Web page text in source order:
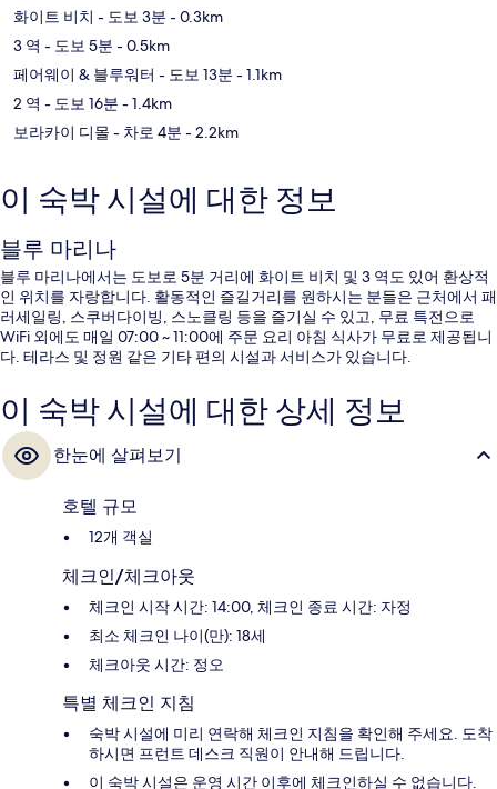
화이트 비치 - 도보 3분 - 0.3km
3 역 - 도보 5분 - 0.5km
페어웨이 & 블루워터 - 도보 13분 - 1.1km
2 역 - 도보 16분 - 1.4km
보라카이 디몰 - 차로 4분 - 2.2km
이 숙박 시설에 대한 정보
블루 마리나
블루 마리나에서는 도보로 5분 거리에 화이트 비치 및 3 역도 있어 환상적
인 위치를 자랑합니다. 활동적인 즐길거리를 원하시는 분들은 근처에서 패
러세일링, 스쿠버다이빙, 스노클링 등을 즐기실 수 있고, 무료 특전으로
WiFi 외에도 매일 07:00 ~ 11:00에 주문 요리 아침 식사가 무료로 제공됩니
다. 테라스 및 정원 같은 기타 편의 시설과 서비스가 있습니다.
이 숙박 시설에 대한 상세 정보
한눈에 살펴보기
호텔 규모
12개 객실
체크인/체크아웃
체크인 시작 시간: 14:00, 체크인 종료 시간: 자정
최소 체크인 나이(만): 18세
체크아웃 시간: 정오
특별 체크인 지침
숙박 시설에 미리 연락해 체크인 지침을 확인해 주세요. 도착
하시면 프런트 데스크 직원이 안내해 드립니다.
이 숙박 시설은 운영 시간 이후에 체크인하실 수 없습니다.